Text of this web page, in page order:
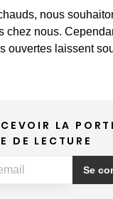
nous
chez nous.
ouvertes laissent
l’été. Une
qu'un entretien
un sommeil plus
LA
DE LECTURE
Se